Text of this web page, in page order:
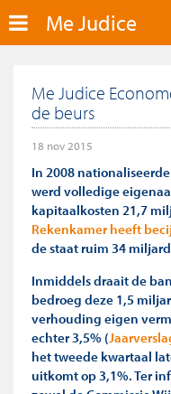
Me Judice
Me Judice
de beurs
18 nov 2015
In 2008
werd volledige
kapitaalkosten 21,7
Rekenkamer heeft
de staat ruim 34
Inmiddels draait de
bedroeg deze 1,5
verhouding eigen
echter 3,5% (
het tweede kwartaal
uitkomt op 3,1%. Ter